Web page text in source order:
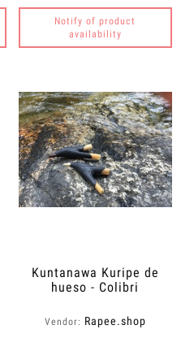
Notify of product
availability
Kuntanawa Kuripe de
hueso - Colibri
Vendor: Rapee.shop